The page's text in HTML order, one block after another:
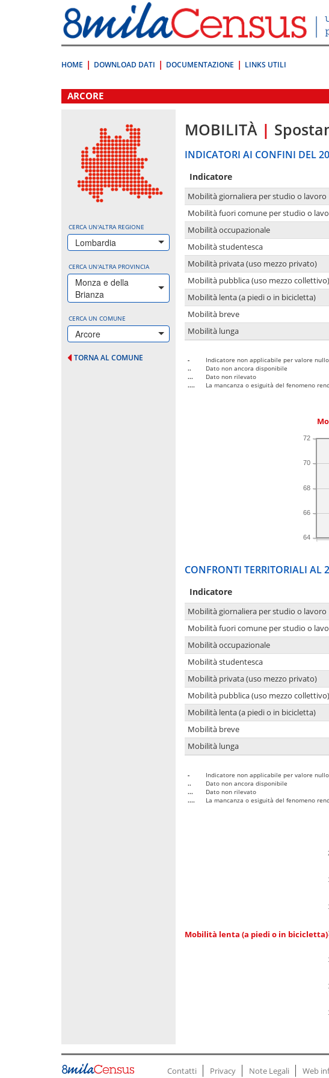
direttamente
a:
Contenuto
HOME DOWNLOAD DATI DOCUMENTAZIONE LINKS UTILI
.
ARCORE
CERCA UN'ALTRA REGIONE
Lombardia
CERCA UN'ALTRA PROVINCIA
Monza e della
Brianza
CERCA UN COMUNE
Arcore
TORNA AL COMUNE
MOBILITÀ |
INDICATORI AI CONFINI DEL
Indicatore
Mobilità giornaliera per studio o lavoro
Mobilità fuori comune per studio o
Mobilità occupazionale
Mobilità studentesca
Mobilità privata (uso mezzo privato)
Mobilità pubblica (uso mezzo collettivo)
Mobilità lenta (a piedi o in bicicletta)
Mobilità breve
Mobilità lunga
-
Indicatore non applicabile per valore
..
Dato non ancora disponibile
...
Dato non rilevato
....
La mancanza o esiguità del fenomeno
64
66
68
70
72
CONFRONTI TERRITORIALI AL
Indicatore
Mobilità giornaliera per studio o lavoro
Mobilità fuori comune per studio o
Mobilità occupazionale
Mobilità studentesca
Mobilità privata (uso mezzo privato)
Mobilità pubblica (uso mezzo collettivo)
Mobilità lenta (a piedi o in bicicletta)
Mobilità breve
Mobilità lunga
-
Indicatore non applicabile per valore
..
Dato non ancora disponibile
...
Dato non rilevato
....
La mancanza o esiguità del fenomeno
Mobilità lenta (a piedi o in bicicletta)
Contatti Privacy Note Legali Web